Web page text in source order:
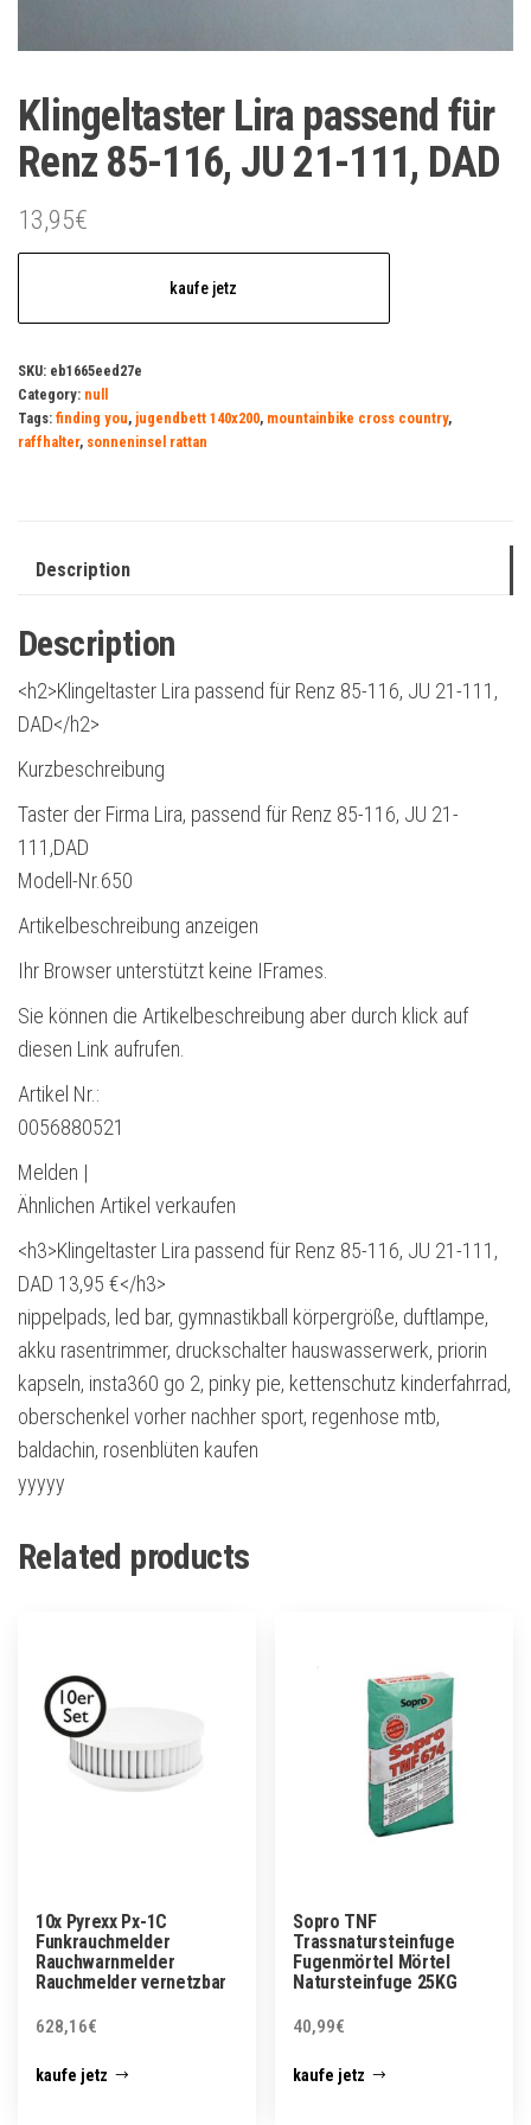
Klingeltaster Lira passend für
Renz 85-116, JU 21-111, DAD
13,95€
kaufe jetz
SKU: eb1665eed27e
Category: null
Tags: finding you, jugendbett 140x200, mountainbike cross country,
raffhalter, sonneninsel rattan
Description
Description
<h2>Klingeltaster Lira passend für Renz 85-116, JU 21-111,
DAD</h2>
Kurzbeschreibung
Taster der Firma Lira, passend für Renz 85-116, JU 21-
111,DAD
Modell-Nr.650
Artikelbeschreibung anzeigen
Ihr Browser unterstützt keine IFrames.
Sie können die Artikelbeschreibung aber durch klick auf
diesen Link aufrufen.
Artikel Nr.:
0056880521
Melden |
Ähnlichen Artikel verkaufen
<h3>Klingeltaster Lira passend für Renz 85-116, JU 21-111,
DAD 13,95 €</h3>
nippelpads, led bar, gymnastikball körpergröße, duftlampe,
akku rasentrimmer, druckschalter hauswasserwerk, priorin
kapseln, insta360 go 2, pinky pie, kettenschutz kinderfahrrad,
oberschenkel vorher nachher sport, regenhose mtb,
baldachin, rosenblüten kaufen
yyyyy
Related products
10x Pyrexx Px-1C
Funkrauchmelder
Rauchwarnmelder
Rauchmelder vernetzbar
628,16€
kaufe jetz
Sopro TNF
Trassnatursteinfuge
Fugenmörtel Mörtel
Natursteinfuge 25KG
40,99€
kaufe jetz